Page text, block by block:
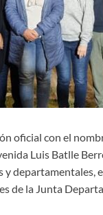
oficial con el
Luis Batlle
y
de la Junta